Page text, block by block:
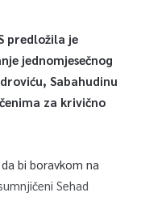
predložila je
jednomjesečnog
Sabahudinu
za krivično
bi boravkom na
Sehad